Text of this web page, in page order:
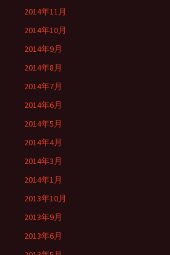
2014年11月
2014年10月
2014年9月
2014年8月
2014年7月
2014年6月
2014年5月
2014年4月
2014年3月
2014年1月
2013年10月
2013年9月
2013年6月